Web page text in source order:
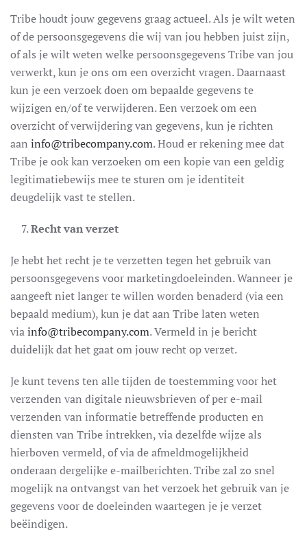
Tribe houdt jouw gegevens graag actueel. Als je wilt weten
of de persoonsgegevens die wij van jou hebben juist zijn,
of als je wilt weten welke persoonsgegevens Tribe van jou
verwerkt, kun je ons om een overzicht vragen. Daarnaast
kun je een verzoek doen om bepaalde gegevens te
wijzigen en/of te verwijderen. Een verzoek om een
overzicht of verwijdering van gegevens, kun je richten
aan info@tribecompany.com. Houd er rekening mee dat
Tribe je ook kan verzoeken om een kopie van een geldig
legitimatiebewijs mee te sturen om je identiteit
deugdelijk vast te stellen.
Recht van verzet
Je hebt het recht je te verzetten tegen het gebruik van
persoonsgegevens voor marketingdoeleinden. Wanneer je
aangeeft niet langer te willen worden benaderd (via een
bepaald medium), kun je dat aan Tribe laten weten
viainfo@tribecompany.com. Vermeld in je bericht
duidelijk dat het gaat om jouw recht op verzet.
Je kunt tevens ten alle tijden de toestemming voor het
verzenden van digitale nieuwsbrieven of per e-mail
verzenden van informatie betreffende producten en
diensten van Tribe intrekken, via dezelfde wijze als
hierboven vermeld, of via de afmeldmogelijkheid
onderaan dergelijke e-mailberichten. Tribe zal zo snel
mogelijk na ontvangst van het verzoek het gebruik van je
gegevens voor de doeleinden waartegen je je verzet
beëindigen.